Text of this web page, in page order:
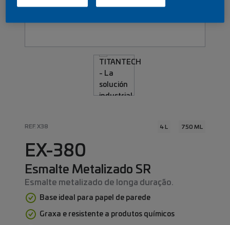
REF. X38 4 L 750 ML
EX-380
Esmalte Metalizado SR
Esmalte metalizado de longa duração.
Base ideal para papel de parede
Graxa e resistente a produtos químicos